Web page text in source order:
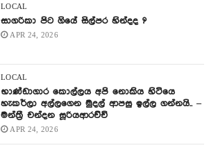
LOCAL
සාගරිකා පිට ගියේ සිල්පර හින්දද ?
APR 24, 2026
LOCAL
භාණ්ඩාගාර කොල්ලය අපි නොකිය හිටියෙ
හැකර්ලා අල්ලගෙන මුදල් ආපසු ඉල්ල ගන්නයි.. –
මන්ත්‍රී චන්දන සූරියආරච්චි
APR 24, 2026